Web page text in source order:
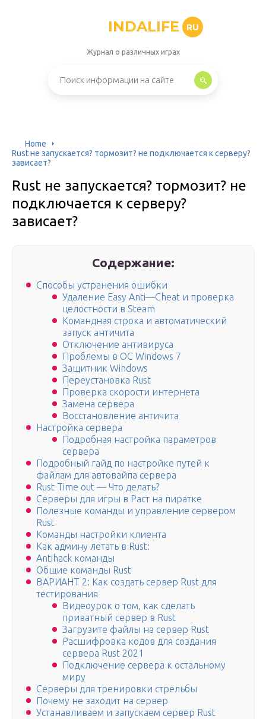
INDALIFE RU
Журнал о различных играх
Home
Rust не запускается? тормозит? не подключается к серверу?
зависает?
Rust не запускается? тормозит? не
подключается к серверу?
зависает?
Содержание:
Способы устранения ошибки
Удаление Easy Anti—Cheat и проверка
целостности в Steam
Командная строка и автоматический
запуск античита
Отключение антивируса
Проблемы в OC Windows 7
Защитник Windows
Переустановка Rust
Проверка скорости интернета
Замена сервера
Восстановление античита
Настройка сервера
Подробная настройка параметров
сервера
Подробный гайд по настройке путей к
файлам для автовайпа сервера
Rust Time out — Что делать?
Серверы для игры в Раст на пиратке
Полезные команды и управление сервером
Rust
Команды настройки клиента
Как админу летать в Rust:
Antihack команды
Общие команды Rust
ВАРИАНТ 2: Как создать сервер Rust для
тестирования
Видеоурок о том, как сделать
приватный сервер в Rust
Загрузите файлы на сервер Rust
Расшифровка кодов для создания
сервера Rust 2021
Подключение сервера к остальному
миру
Серверы для тренировки стрельбы
Почему не заходит на сервер
Устанавливаем и запускаем сервер Rust